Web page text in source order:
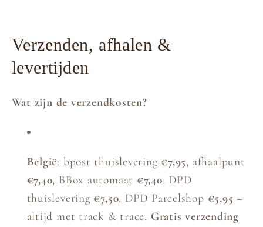
Verzenden, afhalen &
levertijden
Wat zijn de verzendkosten?
België: bpost thuislevering €7,95, afhaalpunt
€7,40, BBox automaat €7,40, DPD
thuislevering €7,50, DPD Parcelshop €5,95 –
altijd met track & trace. Gratis verzending